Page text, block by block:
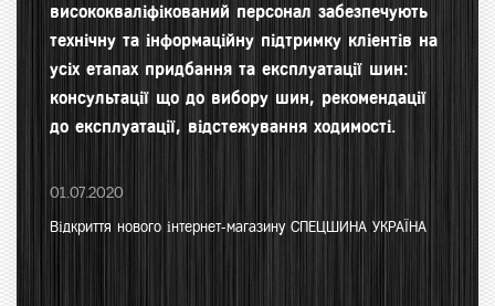
висококваліфікований персонал забезпечують
технічну та інформаційну підтримку кліентів на
усіх етапах придбання та експлуатації шин:
консультації що до вибору шин, рекомендації
до експлуатації, відстежування ходимості.
01.07.2020
Відкриття нового інтернет-магазину СПЕЦШИНА УКРАЇНА